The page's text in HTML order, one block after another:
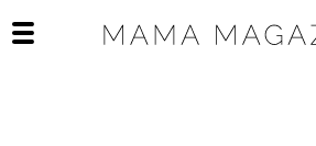
Open het mobiele menu